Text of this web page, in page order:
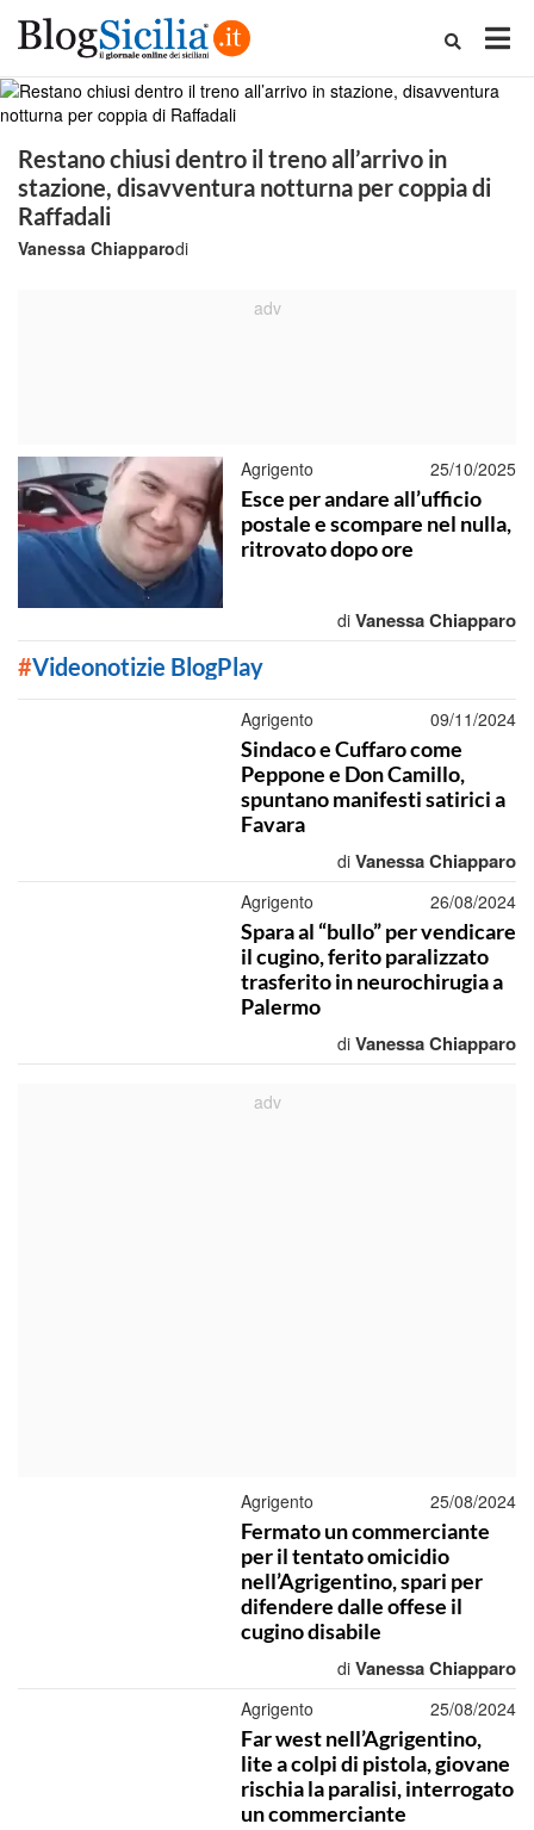
Restano chiusi dentro il treno all’arrivo in
stazione, disavventura notturna per coppia di
Raffadali
di
Vanessa Chiapparo
Agrigento 25/10/2025
Esce per andare all’ufficio
postale e scompare nel nulla,
ritrovato dopo ore
di Vanessa Chiapparo
#Videonotizie BlogPlay
Agrigento 09/11/2024
Sindaco e Cuffaro come
Peppone e Don Camillo,
spuntano manifesti satirici a
Favara
di Vanessa Chiapparo
Agrigento 26/08/2024
Spara al “bullo” per vendicare
il cugino, ferito paralizzato
trasferito in neurochirugia a
Palermo
di Vanessa Chiapparo
Agrigento 25/08/2024
Fermato un commerciante
per il tentato omicidio
nell’Agrigentino, spari per
difendere dalle offese il
cugino disabile
di Vanessa Chiapparo
Agrigento 25/08/2024
Far west nell’Agrigentino,
lite a colpi di pistola, giovane
rischia la paralisi, interrogato
un commerciante